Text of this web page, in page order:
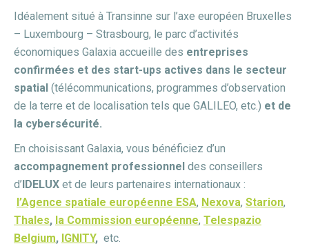
Idéalement situé à Transinne sur l’axe européen Bruxelles
– Luxembourg – Strasbourg, le parc d’activités
économiques Galaxia accueille des entreprises
confirmées et des start-ups actives dans le secteur
spatial (télécommunications, programmes d’observation
de la terre et de localisation tels que GALILEO, etc.) et de
la cybersécurité.
En choisissant Galaxia, vous bénéficiez d’un
accompagnement professionnel des conseillers
d’ IDELUX et de leurs partenaires internationaux :
l’Agence spatiale européenne ESA, Nexova, Starion,
Thales, la Commission européenne, Telespazio
Belgium, IGNITY, etc.